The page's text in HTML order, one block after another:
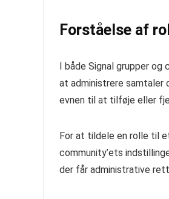
Forståelse af
I både Signal grupper
at administrere samtaler
evnen til at tilføje eller
For at tildele en rolle til
community’ets
der får administrative